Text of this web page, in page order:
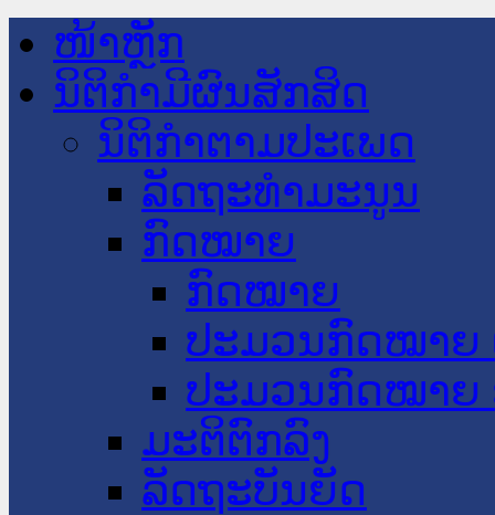
ໜ້າຫຼັກ
ນິຕິກໍາມີຜົນສັກສິດ
ນິຕິກໍາຕາມປະເພດ
ລັດຖະທໍາມະນູນ
ກົດໝາຍ
ກົດໝາຍ
ປະມວນກົດໝາຍ
ປະມວນກົດໝາຍ
ມະຕິຕົກລົງ
ລັດຖະບັນຍັດ